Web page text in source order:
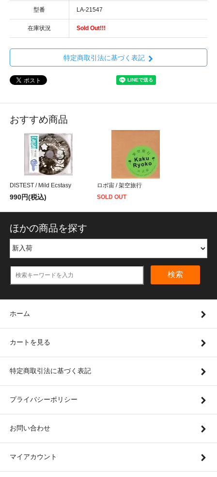
型番 LA-21547
在庫状況 Sold Out!!!
特定商取引法に基づく表記
おすすめ商品
DISTEST / Mild Ecstasy
990円(税込)
ロボ宙 / 架空旅行
SOLD OUT
ほかの商品を探す
検索
ホーム
カートを見る
特定商取引法に基づく表記
プライバシーポリシー
お問い合わせ
マイアカウント